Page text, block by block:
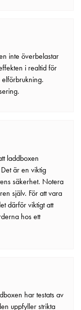
inte överbelastar
i realtid för
laddboxen
är en viktig
säkerhet. Notera
själv. För att vara
därför viktigt att
hos ett
har testats av
uppfyller strikta